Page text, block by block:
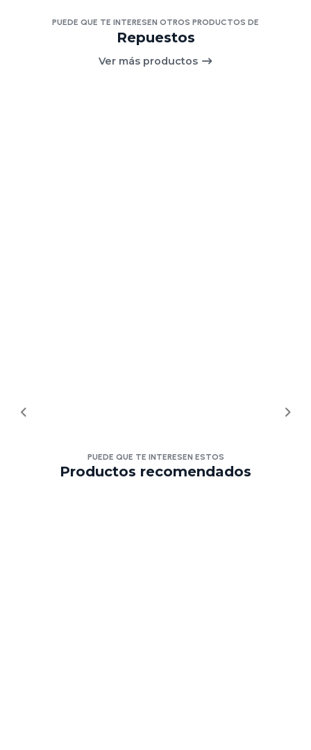
PUEDE QUE TE INTERESEN OTROS PRODUCTOS DE
Repuestos
Ver más productos
PUEDE QUE TE INTERESEN ESTOS
Productos recomendados